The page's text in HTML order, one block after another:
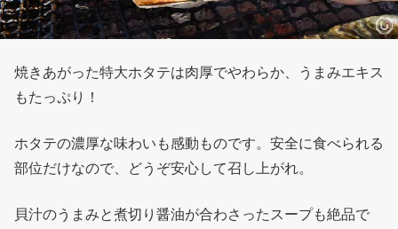
焼きあがった特大ホタテは肉厚でやわらか、うまみエキス
もたっぷり！
ホタテの濃厚な味わいも感動ものです。安全に食べられる
部位だけなので、どうぞ安心して召し上がれ。
貝汁のうまみと煮切り醤油が合わさったスープも絶品で